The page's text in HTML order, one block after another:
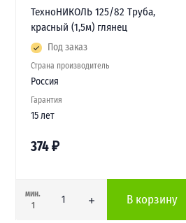
ТехноНИКОЛЬ 125/82 Труба,
красный (1,5м) глянец
Под заказ
Страна производитель
Россия
Гарантия
15 лет
374₽
мин.
1
В корзину